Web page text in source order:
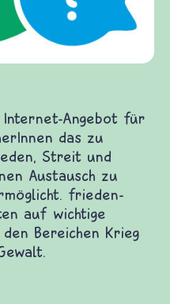
Angebot für
das zu
Streit und
Austausch zu
frieden-
auf wichtige
Bereichen Krieg